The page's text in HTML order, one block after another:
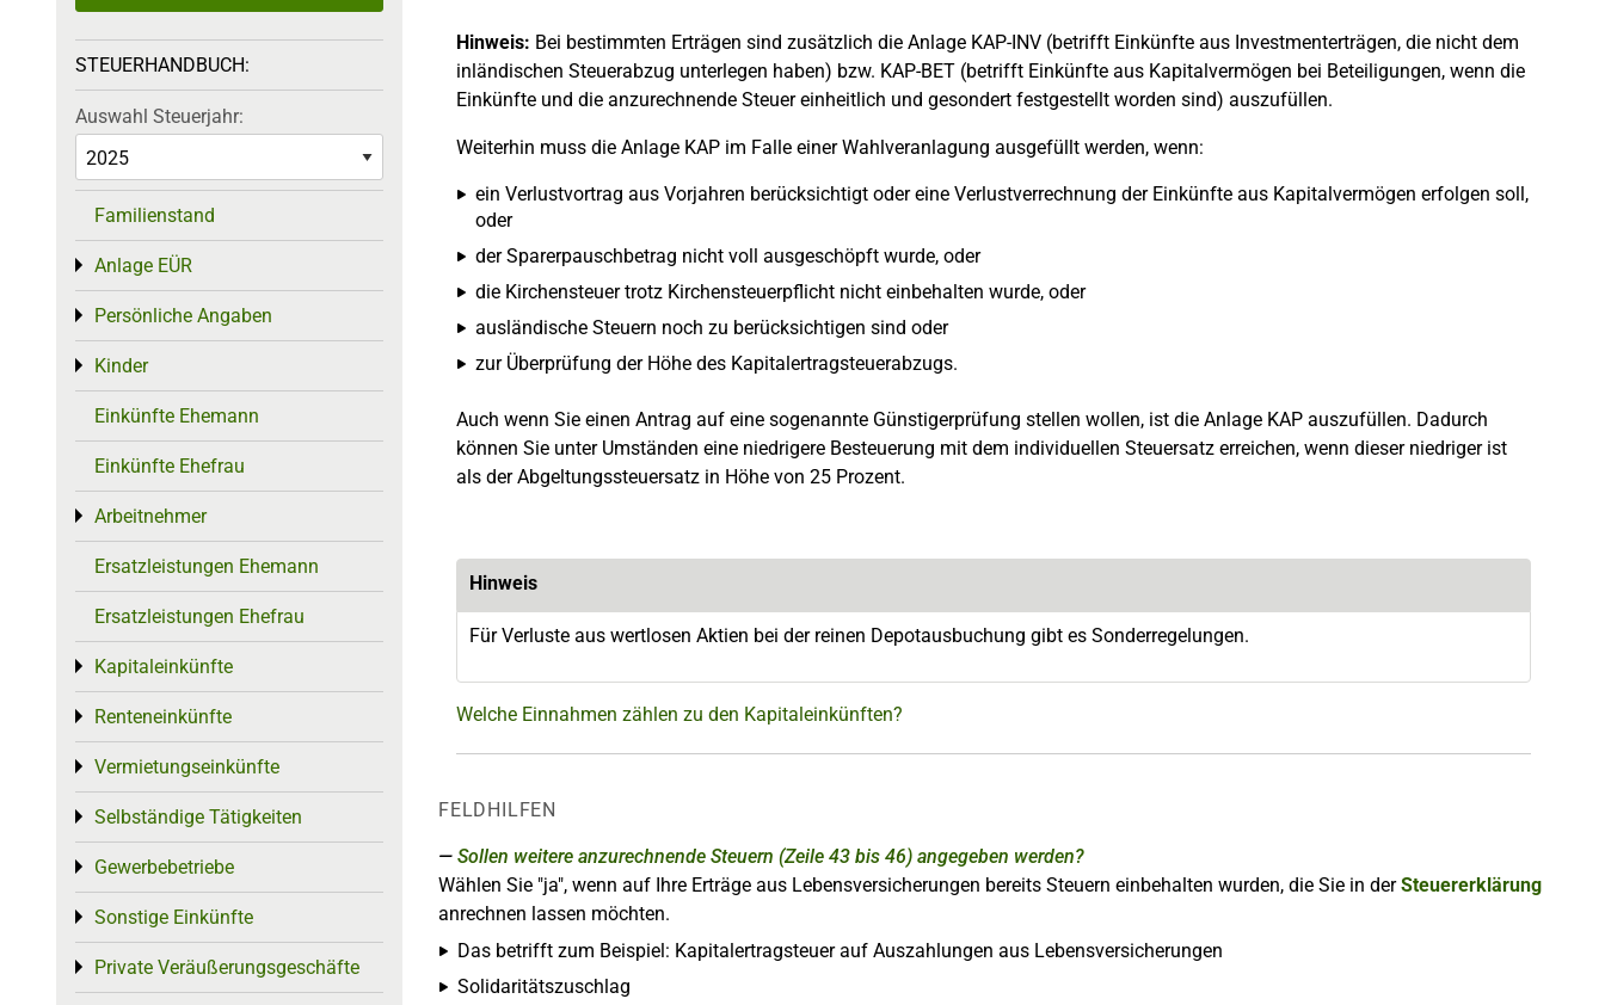
Hinweis: Bei bestimmten Erträgen sind zusätzlich die Anlage KAP-INV (betrifft Einkünfte aus Investmenterträgen, die nicht dem
inländischen Steuerabzug unterlegen haben) bzw. KAP-BET (betrifft Einkünfte aus Kapitalvermögen bei Beteiligungen, wenn die
Einkünfte und die anzurechnende Steuer einheitlich und gesondert festgestellt worden sind) auszufüllen.
Weiterhin muss die Anlage KAP im Falle einer Wahlveranlagung ausgefüllt werden, wenn:
ein Verlustvortrag aus Vorjahren berücksichtigt oder eine Verlustverrechnung der Einkünfte aus Kapitalvermögen erfolgen soll,
oder
der Sparerpauschbetrag nicht voll ausgeschöpft wurde, oder
die Kirchensteuer trotz Kirchensteuerpflicht nicht einbehalten wurde, oder
ausländische Steuern noch zu berücksichtigen sind oder
zur Überprüfung der Höhe des Kapitalertragsteuerabzugs.
Auch wenn Sie einen Antrag auf eine sogenannte Günstigerprüfung stellen wollen, ist die Anlage KAP auszufüllen. Dadurch
können Sie unter Umständen eine niedrigere Besteuerung mit dem individuellen Steuersatz erreichen, wenn dieser niedriger ist
als der Abgeltungssteuersatz in Höhe von 25 Prozent.
Hinweis
Für Verluste aus wertlosen Aktien bei der reinen Depotausbuchung gibt es Sonderregelungen.
Welche Einnahmen zählen zu den Kapitaleinkünften?
FELDHILFEN
Sollen weitere anzurechnende Steuern (Zeile 43 bis 46) angegeben werden?
Wählen Sie "ja", wenn auf Ihre Erträge aus Lebensversicherungen bereits Steuern einbehalten wurden, die Sie in derSteuererklärung
anrechnen lassen möchten.
Das betrifft zum Beispiel: Kapitalertragsteuer auf Auszahlungen aus Lebensversicherungen
Solidaritätszuschlag
STEUERHANDBUCH:
Auswahl Steuerjahr:
Familienstand
Anlage EÜR
Toggle menu
Persönliche Angaben
Toggle menu
Kinder
Toggle menu
Einkünfte Ehemann
Einkünfte Ehefrau
Arbeitnehmer
Toggle menu
Ersatzleistungen Ehemann
Ersatzleistungen Ehefrau
Kapitaleinkünfte
Toggle menu
Renteneinkünfte
Toggle menu
Vermietungseinkünfte
Toggle menu
Selbständige Tätigkeiten
Toggle menu
Gewerbebetriebe
Toggle menu
Sonstige Einkünfte
Toggle menu
Private Veräußerungsgeschäfte
Toggle menu